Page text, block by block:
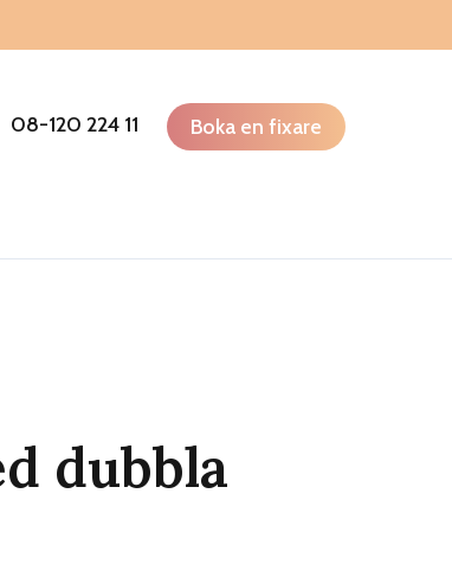
08-120 224 11 Boka en fixare
dubbla